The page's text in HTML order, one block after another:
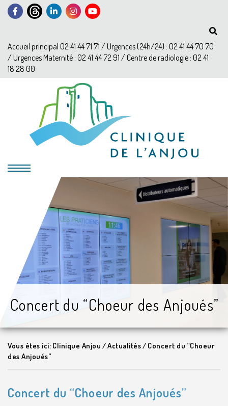
Accueil principal 02 41 44 71 71 / Urgences (24h/24) : 02 41 44 70 70
/ Urgences Maternité : 02 41 44 72 91 / Centre de radiologie : 02 41
18 28 00
Concert du “Choeur des Anjoués”
Vous ètes ici: Clinique Anjou /Actualités/ Concert du “Choeur
des Anjoués”
Concert du “Choeur des Anjoués”